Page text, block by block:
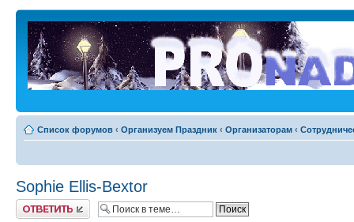
Список форумов ‹ Организуем Праздник ‹ Организаторам ‹
Sophie Ellis-Bextor
Ответить